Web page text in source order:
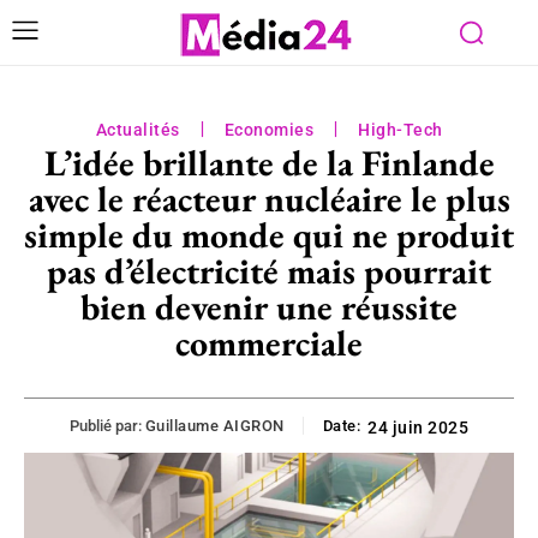
Actualités Economies High-Tech
L’idée brillante de la Finlande
avec le réacteur nucléaire le plus
simple du monde qui ne produit
pas d’électricité mais pourrait
bien devenir une réussite
commerciale
Publié par: Guillaume AIGRON Date: 24 juin 2025